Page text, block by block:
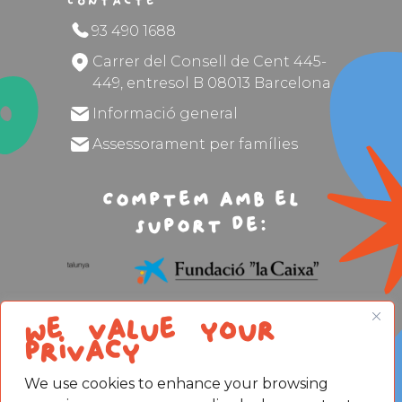
We value your
privacy
We use cookies to enhance your browsing
93 490 1688
Carrer del Consell de Cent 445-
449, entresol B 08013 Barcelona
Informació general
Assessorament per famílies
Comptem amb el
suport de:
Avís legal